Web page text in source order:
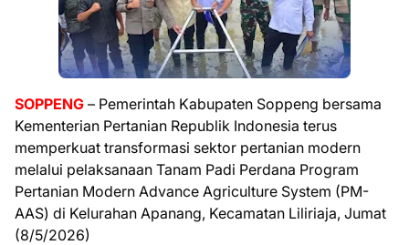
SOPPENG – Pemerintah Kabupaten Soppeng bersama
Kementerian Pertanian Republik Indonesia terus
memperkuat transformasi sektor pertanian modern
melalui pelaksanaan Tanam Padi Perdana Program
Pertanian Modern Advance Agriculture System (PM-
AAS) di Kelurahan Apanang, Kecamatan Liliriaja, Jumat
(8/5/2026)